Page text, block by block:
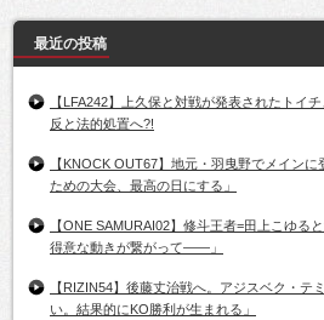
最近の投稿
【LFA242】上久保と対戦が発表されたトイ
反と法的処置へ?!
【KNOCK OUT67】地元・羽曳野でメイン
ための大会、最高の日にする」
【ONE SAMURAI02】修斗王者=田上こゆる
得意な動きが繋がって――」
【RIZIN54】後藤丈治戦へ。アジスベク・テ
い。結果的にKO勝利が生まれる」